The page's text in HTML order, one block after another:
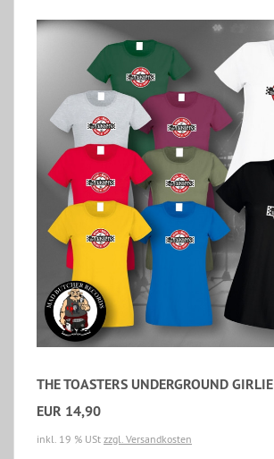
THE TOASTERS UNDERGROUND GIRLIE
EUR 14,90
inkl. 19 % USt zzgl. Versandkosten